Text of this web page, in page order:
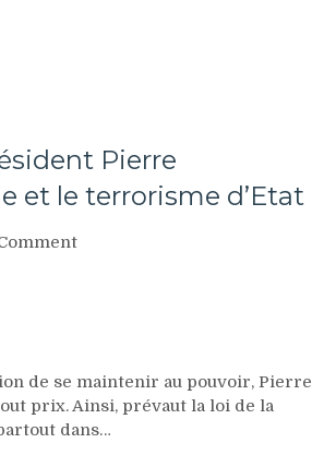
Pierre
et le terrorisme d’Etat
on
Président
Pierre
Nkurunziza
de se maintenir au pouvoir, Pierre
prix. Ainsi, prévaut la loi de la
dans…